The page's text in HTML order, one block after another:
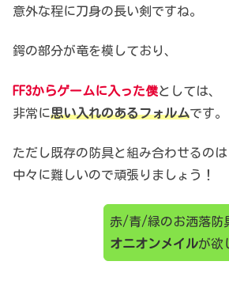
意外な程に刀身の長い剣ですね。
鍔の部分が竜を模しており、
FF3からゲームに入った僕としては、
非常に思い入れのあるフォルムです。
ただし既存の防具と組み合わせるのは
中々に難しいので頑張りましょう！
赤/青/緑のお洒落防
オニオンメイルが欲